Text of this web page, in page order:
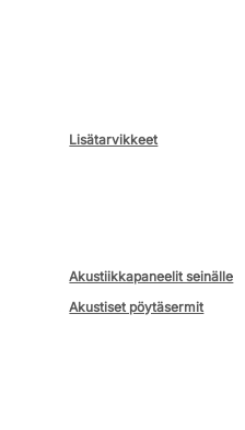
Lisätarvikkeet
Akustiikkapaneelit seinälle
Akustiset pöytäsermit